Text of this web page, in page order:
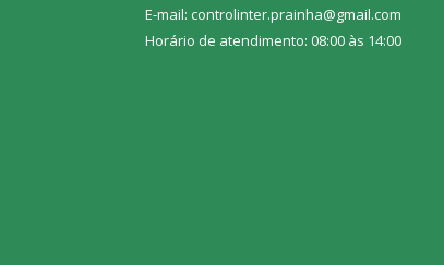
E-mail: controlinter.prainha@gmail.com
Horário de atendimento: 08:00 às 14:00